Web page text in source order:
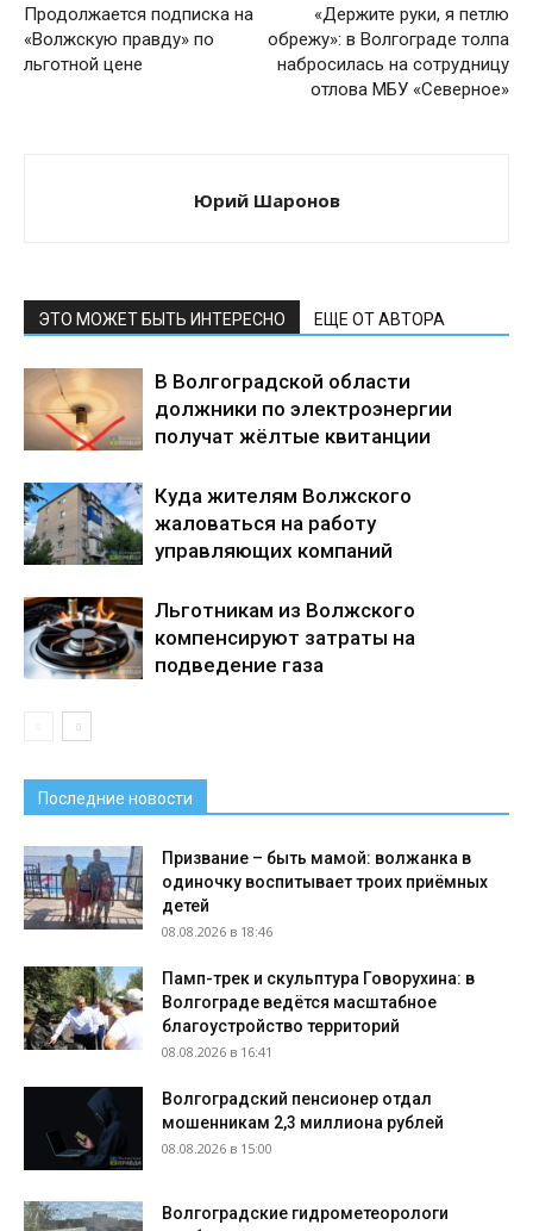
Продолжается подписка на
«Волжскую правду» по
льготной цене
«Держите руки, я петлю
обрежу»: в Волгограде толпа
набросилась на сотрудницу
отлова МБУ «Северное»
Юрий Шаронов
ЭТО МОЖЕТ БЫТЬ ИНТЕРЕСНО ЕЩЕ ОТ АВТОРА
В Волгоградской области
должники по электроэнергии
получат жёлтые квитанции
Куда жителям Волжского
жаловаться на работу
управляющих компаний
Льготникам из Волжского
компенсируют затраты на
подведение газа
Последние новости
Призвание – быть мамой: волжанка в
одиночку воспитывает троих приёмных
детей
08.08.2026 в 18:46
Памп-трек и скульптура Говорухина: в
Волгограде ведётся масштабное
благоустройство территорий
08.08.2026 в 16:41
Волгоградский пенсионер отдал
мошенникам 2,3 миллиона рублей
08.08.2026 в 15:00
Волгоградские гидрометеорологи